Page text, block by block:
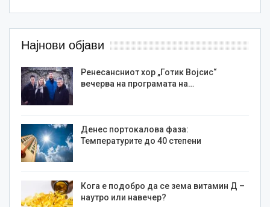
Најнови објави
Ренесансниот хор „Готик Војсис“
вечерва на програмата на…
Денес портокалова фаза:
Температурите до 40 степени
Кога е подобро да се зема витамин Д –
наутро или навечер?